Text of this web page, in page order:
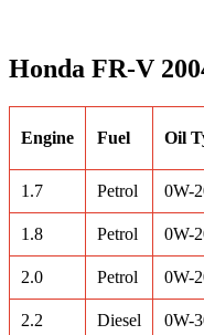
Honda FR-V
Engine Fuel Oil
1.7 Petrol 0W-
1.8 Petrol 0W-
2.0 Petrol 0W-
2.2 Diesel 0W-